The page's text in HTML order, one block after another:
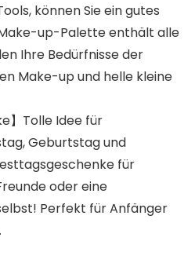
können Sie ein gutes
up-Palette enthält alle
Ihre Bedürfnisse der
Make-up und helle kleine
】Tolle Idee für
Geburtstag und
für
oder eine
Perfekt für Anfänger